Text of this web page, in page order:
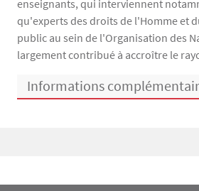
enseignants, qui interviennent
qu'experts des droits de l'Homme et
public au sein de l'Organisation des
largement contribué à accroître le
Informations